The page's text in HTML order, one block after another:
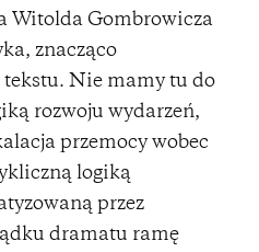
Witolda Gombrowicza
znacząco
tekstu. Nie mamy tu do
rozwoju wydarzeń,
przemocy wobec
logiką
przez
dramatu ramę